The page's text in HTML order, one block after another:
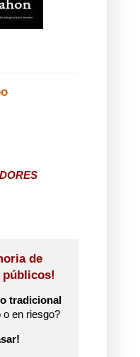
de
públicos!
tradicional
o en riesgo?